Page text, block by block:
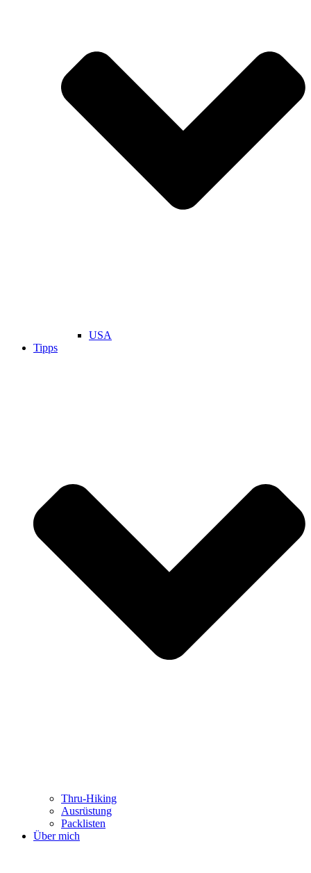
USA
Tipps
Thru-Hiking
Ausrüstung
Packlisten
Über mich